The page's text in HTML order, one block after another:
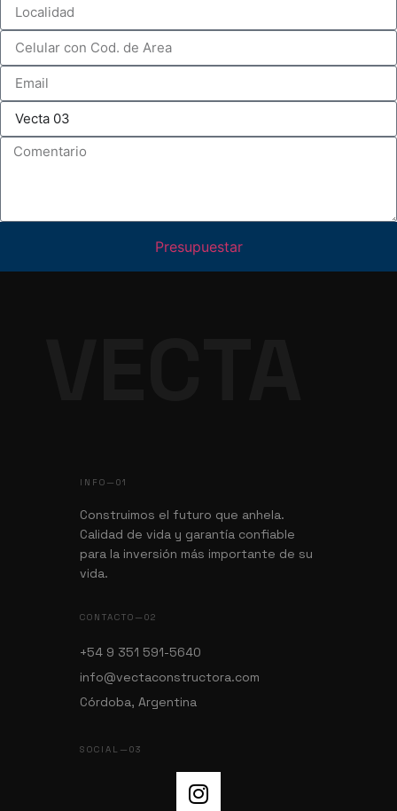
Presupuestar
INFO—01
Construimos el futuro que anhela.
Calidad de vida y garantía confiable
para la inversión más importante de su
vida.
CONTACTO—02
+54 9 351 591-5640
info@vectaconstructora.com
Córdoba, Argentina
SOCIAL—03